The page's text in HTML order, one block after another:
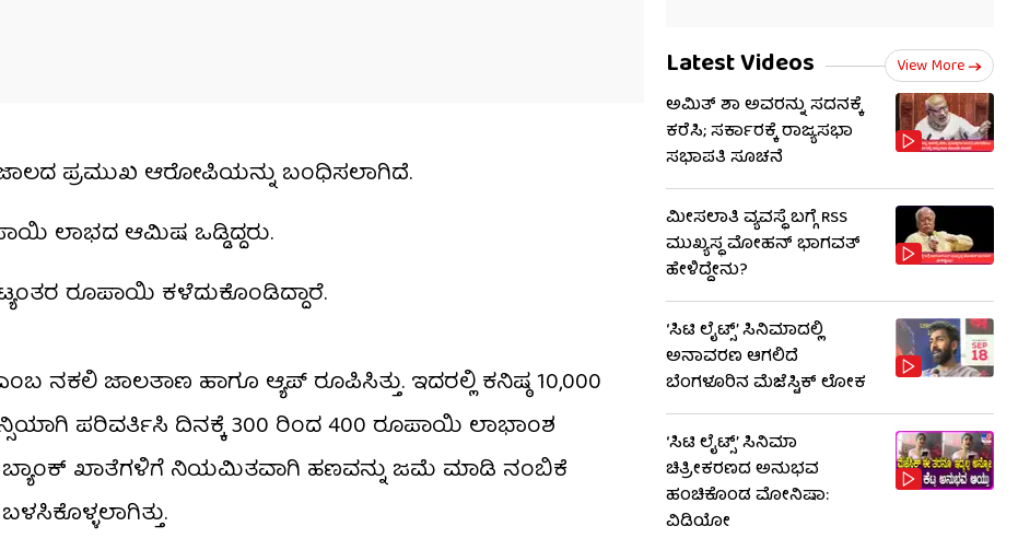
ಪ್ರಮುಖ ಆರೋಪಿಯನ್ನು ಬಂಧಿಸಲಾಗಿದೆ.
ಲಾಭದ ಆಮಿಷ ಒಡ್ಡಿದ್ದರು.
ರೂಪಾಯಿ ಕಳೆದುಕೊಂಡಿದ್ದಾರೆ.
ನಕಲಿ ಜಾಲತಾಣ ಹಾಗೂ ಆ್ಯಪ್ ರೂಪಿಸಿತ್ತು. ಇದರಲ್ಲಿ ಕನಿಷ್ಠ 10,000
ಪರಿವರ್ತಿಸಿ ದಿನಕ್ಕೆ 300 ರಿಂದ 400 ರೂಪಾಯಿ ಲಾಭಾಂಶ
ಬ್ಯಾಂಕ್ ಖಾತೆಗಳಿಗೆ ನಿಯಮಿತವಾಗಿ ಹಣವನ್ನು ಜಮೆ ಮಾಡಿ ನಂಬಿಕೆ
Latest Videos View More
ಅಮಿತ್ ಶಾ ಅವರನ್ನು ಸದನಕ್ಕೆ
ಕರೆಸಿ; ಸರ್ಕಾರಕ್ಕೆ ರಾಜ್ಯಸಭಾ
ಸಭಾಪತಿ ಸೂಚನೆ
ಮೀಸಲಾತಿ ವ್ಯವಸ್ಥೆ ಬಗ್ಗೆ RSS​
ಮುಖ್ಯಸ್ಥ ಮೋಹನ್ ಭಾಗವತ್
ಹೇಳಿದ್ದೇನು?
‘ಸಿಟಿ ಲೈಟ್ಸ್’ ಸಿನಿಮಾದಲ್ಲಿ
ಅನಾವರಣ ಆಗಲಿದೆ
ಬೆಂಗಳೂರಿನ ಮೆಜೆಸ್ಟಿಕ್ ಲೋಕ
‘ಸಿಟಿ ಲೈಟ್ಸ್’ ಸಿನಿಮಾ
ಚಿತ್ರೀಕರಣದ ಅನುಭವ
ಹಂಚಿಕೊಂಡ ಮೋನಿಷಾ:
ವಿಡಿಯೋ